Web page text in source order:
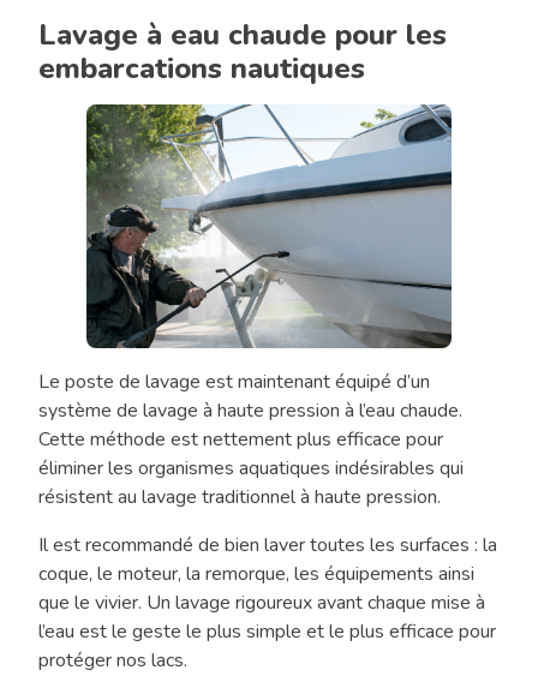
Lavage à eau chaude pour les
embarcations nautiques
Caucasian
man
using
pressure
washer
clean
boat
hull
Le poste de lavage est maintenant équipé d’un
système de lavage à haute pression à l’eau chaude.
Cette méthode est nettement plus efficace pour
éliminer les organismes aquatiques indésirables qui
résistent au lavage traditionnel à haute pression.
Il est recommandé de bien laver toutes les surfaces : la
coque, le moteur, la remorque, les équipements ainsi
que le vivier. Un lavage rigoureux avant chaque mise à
l’eau est le geste le plus simple et le plus efficace pour
protéger nos lacs.